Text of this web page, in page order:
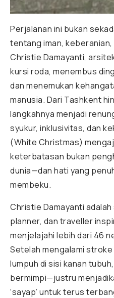
Perjalanan ini bukan
tentang iman,
Christie Damayanti,
kursi roda, menembus
dan menemukan
manusia. Dari Tashkent
langkahnya menjadi
syukur, inklusivitas, dan
(White Christmas)
keterbatasan bukan
dunia—dan hati yang
membeku.
Christie Damayanti
planner, dan traveller
menjelajahi lebih dari 46
Setelah mengalami
lumpuh di sisi kanan
bermimpi—justru
‘sayap’ untuk terus